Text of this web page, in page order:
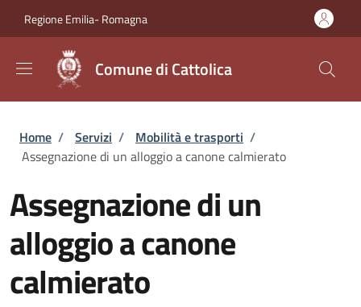
Regione Emilia- Romagna
Comune di Cattolica
Briciole di pane
Home / Servizi / Mobilità e trasporti /
Assegnazione di un alloggio a canone calmierato
Assegnazione di un
alloggio a canone
calmierato